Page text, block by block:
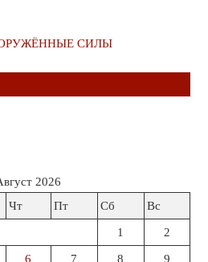
СИЛЫ
2026
Чт Пт Сб Вс
1 2
6 7 8 9